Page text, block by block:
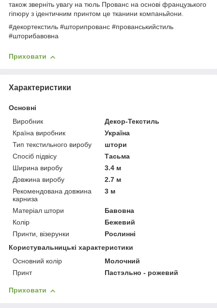
також зверніть увагу на тюль Прованс на основі французького
гіпюру з ідентичним принтом це тканини компаньйони.
#декортекстиль #шторипрованс #прованськийстиль
#шторибавовна
Приховати
Характеристики
Основні
Виробник
Декор-Текстиль
Країна виробник
Україна
Тип текстильного виробу
штори
Спосіб підвісу
Тасьма
Ширина виробу
3.4 м
Довжина виробу
2.7 м
Рекомендована довжина
карниза
3 м
Матеріал штори
Бавовна
Колір
Бежевий
Принти, візерунки
Рослинні
Користувальницькі характеристики
Основний колір
Молочний
Принт
Пастэльно - рожевий
Приховати